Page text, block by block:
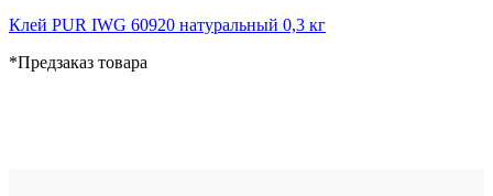
Клей PUR IWG 60920 натуральный 0,3 кг
*Предзаказ товара